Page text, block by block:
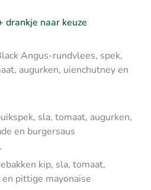
drankje naar keuze
Angus-rundvlees, spek,
augurken, uienchutney en
sla, tomaat, augurken,
en burgersaus
kip, sla, tomaat,
pittige mayonaise